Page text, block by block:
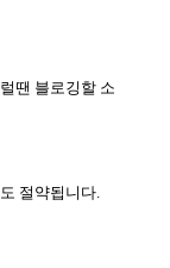
땐 블로깅할 소
절약됩니다.